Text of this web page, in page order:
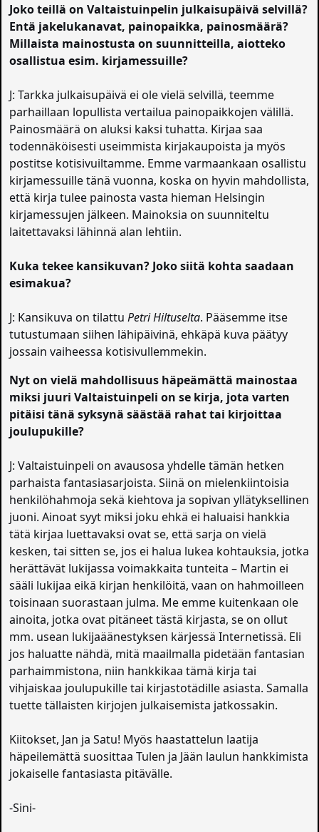
Joko teillä on Valtaistuinpelin julkaisupäivä selvillä?
Entä jakelukanavat, painopaikka, painosmäärä?
Millaista mainostusta on suunnitteilla, aiotteko
osallistua esim. kirjamessuille?
J: Tarkka julkaisupäivä ei ole vielä selvillä, teemme
parhaillaan lopullista vertailua painopaikkojen välillä.
Painosmäärä on aluksi kaksi tuhatta. Kirjaa saa
todennäköisesti useimmista kirjakaupoista ja myös
postitse kotisivuiltamme. Emme varmaankaan osallistu
kirjamessuille tänä vuonna, koska on hyvin mahdollista,
että kirja tulee painosta vasta hieman Helsingin
kirjamessujen jälkeen. Mainoksia on suunniteltu
laitettavaksi lähinnä alan lehtiin.
Kuka tekee kansikuvan? Joko siitä kohta saadaan
esimakua?
J: Kansikuva on tilattuPetri Hiltuselta. Pääsemme itse
tutustumaan siihen lähipäivinä, ehkäpä kuva päätyy
jossain vaiheessa kotisivullemmekin.
Nyt on vielä mahdollisuus häpeämättä mainostaa
miksi juuri Valtaistuinpeli on se kirja, jota varten
pitäisi tänä syksynä säästää rahat tai kirjoittaa
joulupukille?
J: Valtaistuinpeli on avausosa yhdelle tämän hetken
parhaista fantasiasarjoista. Siinä on mielenkiintoisia
henkilöhahmoja sekä kiehtova ja sopivan yllätyksellinen
juoni. Ainoat syyt miksi joku ehkä ei haluaisi hankkia
tätä kirjaa luettavaksi ovat se, että sarja on vielä
kesken, tai sitten se, jos ei halua lukea kohtauksia, jotka
herättävät lukijassa voimakkaita tunteita – Martin ei
sääli lukijaa eikä kirjan henkilöitä, vaan on hahmoilleen
toisinaan suorastaan julma. Me emme kuitenkaan ole
ainoita, jotka ovat pitäneet tästä kirjasta, se on ollut
mm. usean lukijaäänestyksen kärjessä Internetissä. Eli
jos haluatte nähdä, mitä maailmalla pidetään fantasian
parhaimmistona, niin hankkikaa tämä kirja tai
vihjaiskaa joulupukille tai kirjastotädille asiasta. Samalla
tuette tällaisten kirjojen julkaisemista jatkossakin.
Kiitokset, Jan ja Satu! Myös haastattelun laatija
häpeilemättä suosittaa Tulen ja Jään laulun hankkimista
jokaiselle fantasiasta pitävälle.
-Sini-